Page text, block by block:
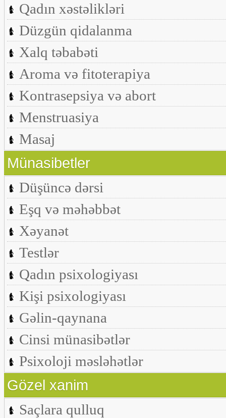
Qadın xəstəlikləri
Düzgün qidalanma
Xalq təbabəti
Aroma və fitoterapiya
Kontrasepsiya və abort
Menstruasiya
Masaj
Münasibetler
Düşüncə dərsi
Eşq və məhəbbət
Xəyanət
Testlər
Qadın psixologiyası
Kişi psixologiyası
Gəlin-qaynana
Cinsi münasibətlər
Psixoloji məsləhətlər
Gözel xanim
Saçlara qulluq